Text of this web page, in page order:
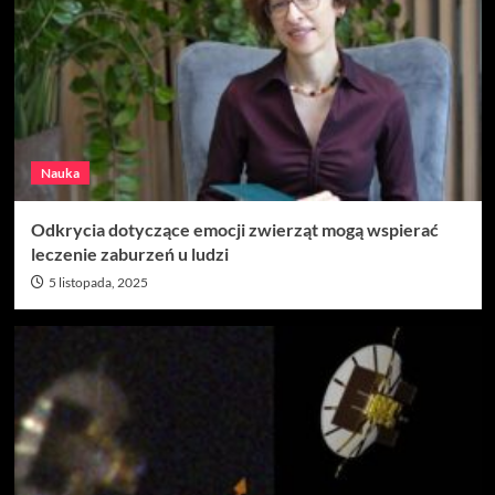
Nauka
Odkrycia dotyczące emocji zwierząt mogą wspierać
leczenie zaburzeń u ludzi
5 listopada, 2025